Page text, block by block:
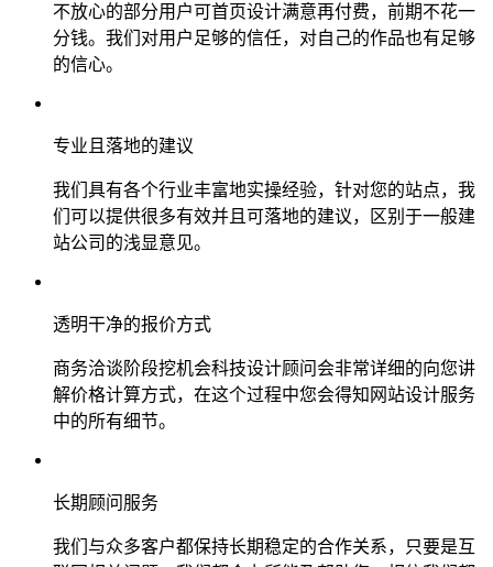
不放心的部分用户可首页设计满意再付费，前期不花一
分钱。我们对用户足够的信任，对自己的作品也有足够
的信心。
专业且落地的建议
我们具有各个行业丰富地实操经验，针对您的站点，我
们可以提供很多有效并且可落地的建议，区别于一般建
站公司的浅显意见。
透明干净的报价方式
商务洽谈阶段挖机会科技设计顾问会非常详细的向您讲
解价格计算方式，在这个过程中您会得知网站设计服务
中的所有细节。
长期顾问服务
我们与众多客户都保持长期稳定的合作关系，只要是互